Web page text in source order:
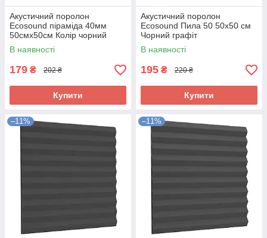
Акустичний поролон
Ecosound піраміда 40мм
50смх50см Колір чорний
графіт
В наявності
179 ₴ 202 ₴
Купити
Акустичний поролон
Ecosound Пила 50 50х50 см
Чорний графіт
В наявності
195 ₴ 220 ₴
Купити
–11% –11%